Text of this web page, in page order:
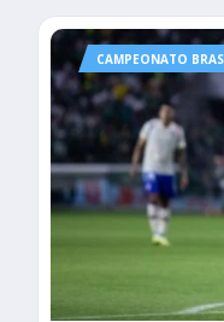
CAMPEONATO